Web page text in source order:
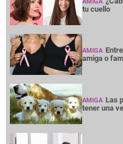
tu cuello
AMIGA
amiga o
AMIGA Las
tener una